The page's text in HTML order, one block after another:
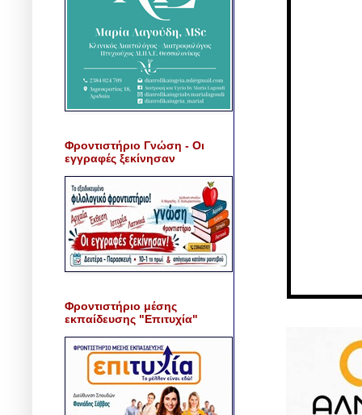
Φροντιστήριο Γνώση - Οι
εγγραφές ξεκίνησαν
Φροντιστήριο μέσης
εκπαίδευσης "Επιτυχία"